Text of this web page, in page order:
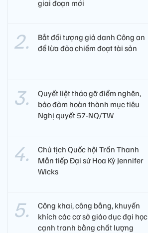
giai đoạn mới
Bắt đối tượng giả danh Công an
để lừa đảo chiếm đoạt tài sản
Quyết liệt tháo gỡ điểm nghẽn,
bảo đảm hoàn thành mục tiêu
Nghị quyết 57-NQ/TW
Chủ tịch Quốc hội Trần Thanh
Mẫn tiếp Đại sứ Hoa Kỳ Jennifer
Wicks
Công khai, công bằng, khuyến
khích các cơ sở giáo dục đại học
cạnh tranh bằng chất lượng​